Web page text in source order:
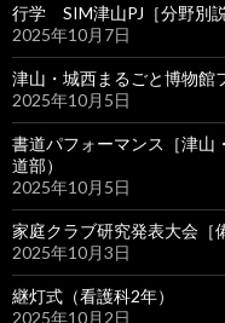
行学 SIM津山PJ［分野別
2025年10月7日
津山・城西まるごと博物館
2025年10月5日
書道パフォーマンス［津山
道部）
2025年10月5日
家庭クラブ研究発表大会［
2025年10月3日
継灯式（看護科2年）
2025年10月2日